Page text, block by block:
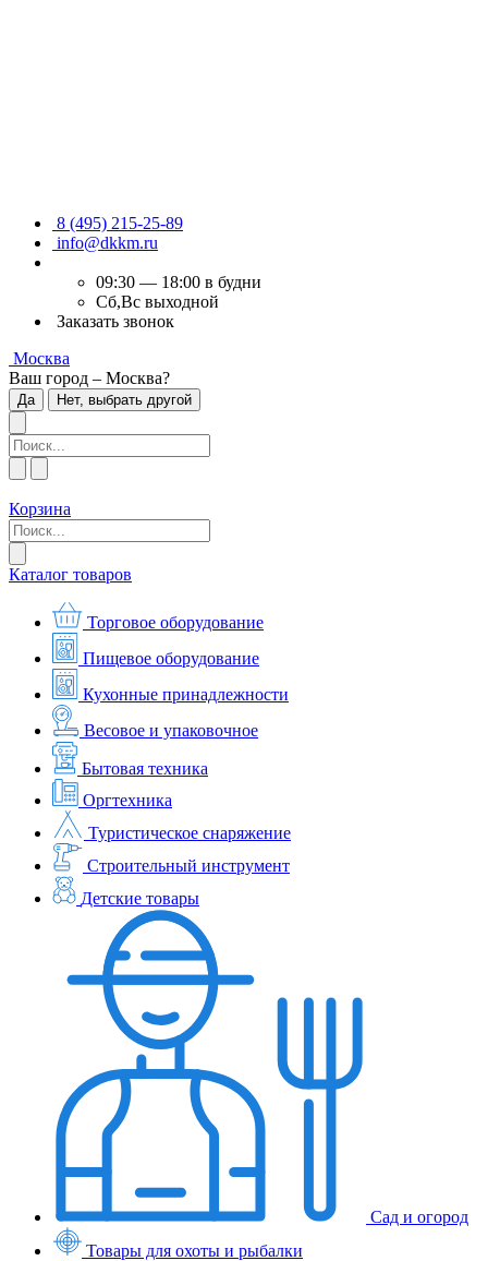
8 (495) 215-25-89
info@dkkm.ru
09:30 — 18:00 в будни
Сб,Вс выходной
Заказать звонок
Москва
Ваш город – Москва?
Да Нет, выбрать другой
Корзина
Каталог товаров
Торговое оборудование
Пищевое оборудование
Кухонные принадлежности
Весовое и упаковочное
Бытовая техника
Оргтехника
Туристическое снаряжение
Строительный инструмент
Детские товары
Сад и огород
Товары для охоты и рыбалки